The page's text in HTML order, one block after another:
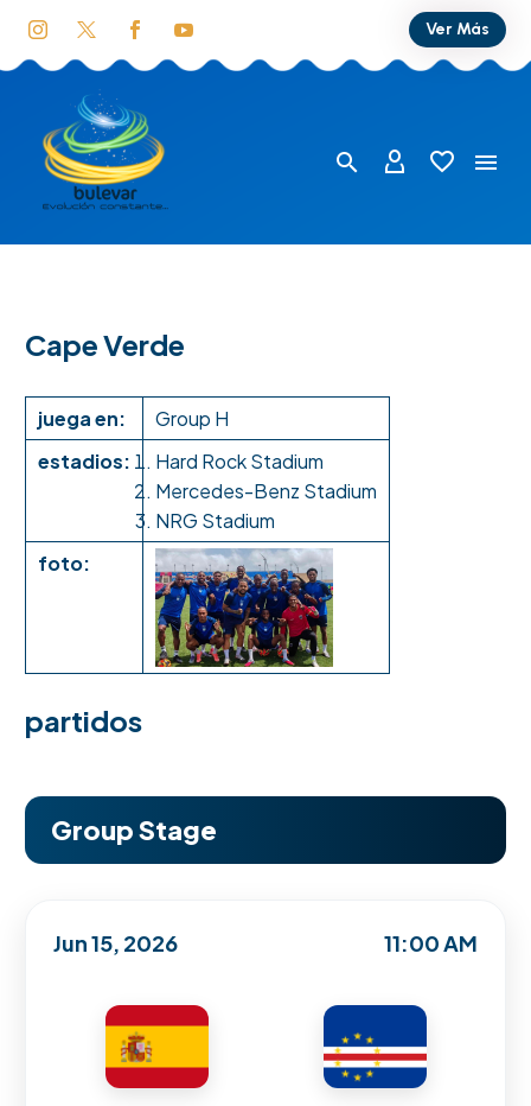
Ver Más
Cape Verde
juega en:
Group H
estadios:
Hard Rock Stadium
Mercedes-Benz Stadium
NRG Stadium
foto:
partidos
Group Stage
Jun 15, 2026 11:00 AM